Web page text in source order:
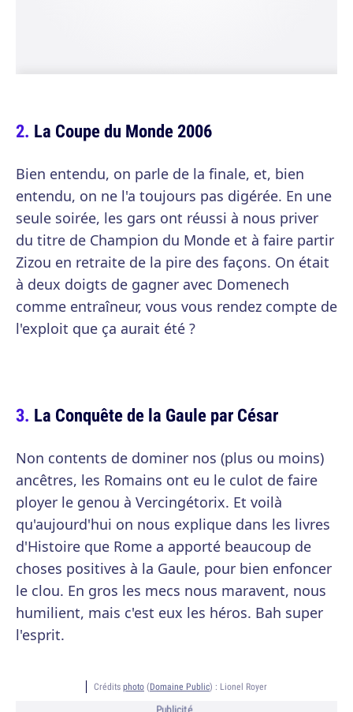
La Coupe du Monde 2006
Bien entendu, on parle de la finale, et, bien
entendu, on ne l'a toujours pas digérée. En une
seule soirée, les gars ont réussi à nous priver
du titre de Champion du Monde et à faire partir
Zizou en retraite de la pire des façons. On était
à deux doigts de gagner avec Domenech
comme entraîneur, vous vous rendez compte de
l'exploit que ça aurait été ?
La Conquête de la Gaule par César
Non contents de dominer nos (plus ou moins)
ancêtres, les Romains ont eu le culot de faire
ployer le genou à Vercingétorix. Et voilà
qu'aujourd'hui on nous explique dans les livres
d'Histoire que Rome a apporté beaucoup de
choses positives à la Gaule, pour bien enfoncer
le clou. En gros les mecs nous maravent, nous
humilient, mais c'est eux les héros. Bah super
l'esprit.
Crédits photo (Domaine Public) : Lionel Royer